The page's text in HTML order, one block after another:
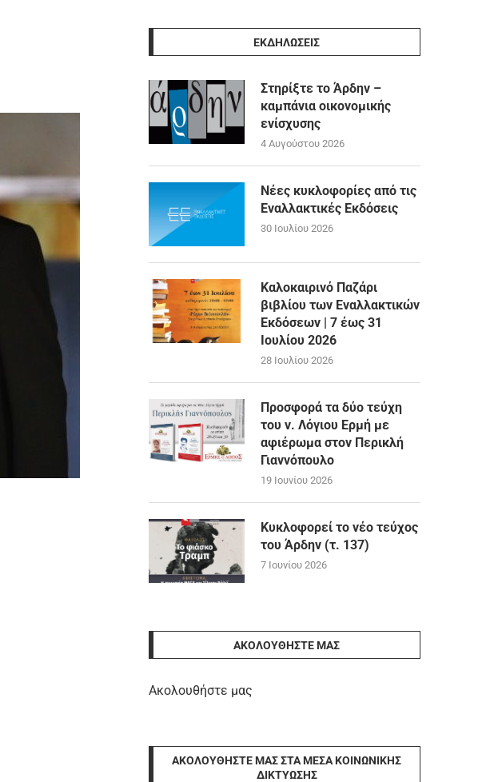
ΕΚΔΗΛΩΣΕΙΣ
Στηρίξτε το Άρδην –
καμπάνια οικονομικής
ενίσχυσης
4 Αυγούστου 2026
Νέες κυκλοφορίες από τις
Εναλλακτικές Εκδόσεις
30 Ιουλίου 2026
Καλοκαιρινό Παζάρι
βιβλίου των Εναλλακτικών
Εκδόσεων | 7 έως 31
Ιουλίου 2026
28 Ιουλίου 2026
Προσφορά τα δύο τεύχη
του ν. Λόγιου Ερμή με
αφιέρωμα στον Περικλή
Γιαννόπουλο
19 Ιουνίου 2026
Κυκλοφορεί το νέο τεύχος
του Άρδην (τ. 137)
7 Ιουνίου 2026
ΑΚΟΛΟΥΘΉΣΤΕ ΜΑΣ
Ακολουθήστε μας
ΑΚΟΛΟΥΘΉΣΤΕ ΜΑΣ ΣΤΑ ΜΈΣΑ ΚΟΙΝΩΝΙΚΉΣ
ΔΙΚΤΎΩΣΗΣ